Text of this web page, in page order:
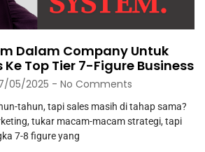
Dalam Company Untuk
Ke Top Tier 7-Figure Business
05/2025 No Comments
tahun, tapi sales masih di tahap sama?
tukar macam-macam strategi, tapi
7-8 figure yang